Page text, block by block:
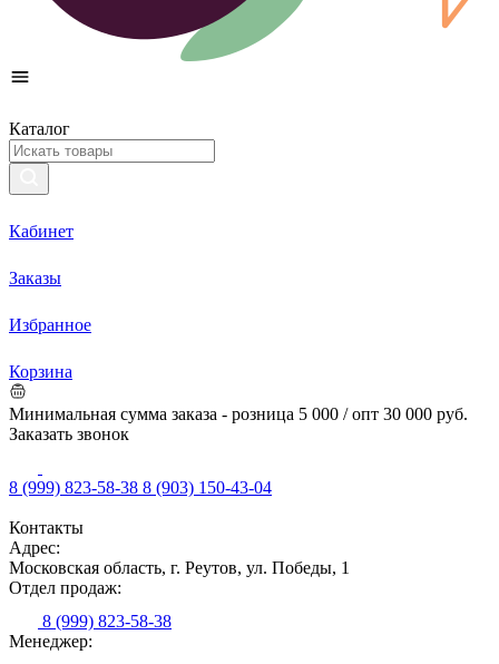
Каталог
Кабинет
Заказы
Избранное
Корзина
Минимальная сумма заказа - розница 5 000 / опт 30 000 руб.
Заказать звонок
8 (999) 823-58-38 8 (903) 150-43-04
Контакты
Адрес:
Московская область, г. Реутов, ул. Победы, 1
Отдел продаж:
8 (999) 823-58-38
Менеджер: